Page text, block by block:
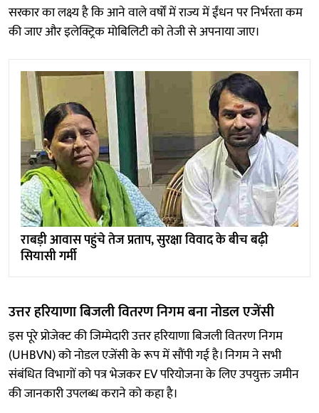
सरकार का लक्ष्य है कि आने वाले वर्षों में राज्य में ईंधन पर निर्भरता कम
की जाए और इलेक्ट्रिक मोबिलिटी को तेजी से अपनाया जाए।
राबड़ी आवास पहुंचे तेज प्रताप, सुरक्षा विवाद के बीच बढ़ी
सियासी गर्मी
उत्तर हरियाणा बिजली वितरण निगम बना नोडल एजेंसी
इस पूरे प्रोजेक्ट की जिम्मेदारी उत्तर हरियाणा बिजली वितरण निगम
(UHBVN) को नोडल एजेंसी के रूप में सौंपी गई है। निगम ने सभी
संबंधित विभागों को पत्र भेजकर EV परियोजना के लिए उपयुक्त जमीन
की जानकारी उपलब्ध कराने को कहा है।